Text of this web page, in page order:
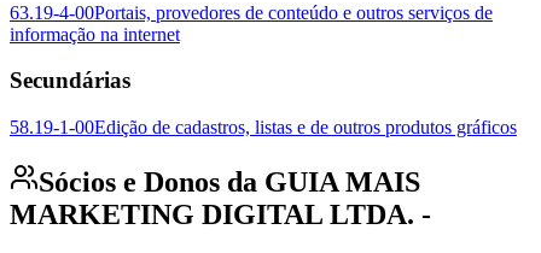
63.19-4-00Portais, provedores de conteúdo e outros serviços de
informação na internet
Secundárias
58.19-1-00Edição de cadastros, listas e de outros produtos gráficos
Sócios e Donos da GUIA MAIS
MARKETING DIGITAL LTDA. -